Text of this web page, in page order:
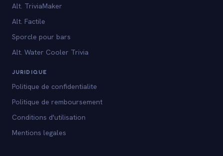
Alt. TriviaMaker
Alt. Factile
Sporcle pour bars
Alt. Water Cooler Trivia
JURIDIQUE
Politique de confidentialite
Politique de remboursement
Conditions d'utilisation
Mentions legales